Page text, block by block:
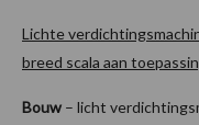
Lichte
breed scala aan
Bouw – licht